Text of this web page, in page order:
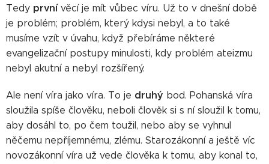
Tedy první věcí je mít vůbec víru. Už to v dnešní době
je problém; problém, který kdysi nebyl, a to také
musíme vzít v úvahu, když přebíráme některé
evangelizační postupy minulosti, kdy problém ateizmu
nebyl akutní a nebyl rozšířený.
Ale není víra jako víra. To je druhý bod. Pohanská víra
sloužila spíše člověku, neboli člověk si s ní sloužil k tomu,
aby dosáhl to, po čem toužil, nebo aby se vyhnul
něčemu nepříjemnému, zlému. Starozákonní a ještě víc
novozákonní víra už vede člověka k tomu, aby konal to,